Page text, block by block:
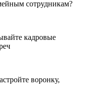
сотрудникам?
кадровые
воронку,